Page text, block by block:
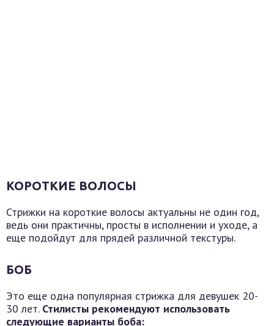
КОРОТКИЕ ВОЛОСЫ
Стрижки на короткие волосы актуальны не один год,
ведь они практичны, просты в исполнении и уходе, а
еще подойдут для прядей различной текстуры.
БОБ
Это еще одна популярная стрижка для девушек 20-
30 лет. Стилисты рекомендуют использовать
следующие варианты боба: